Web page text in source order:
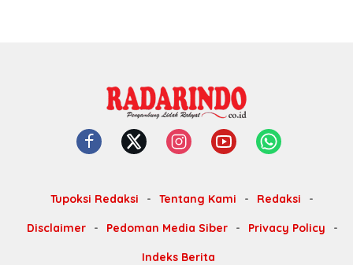
Tupoksi Redaksi Tentang Kami Redaksi
Disclaimer Pedoman Media Siber Privacy Policy
Indeks Berita